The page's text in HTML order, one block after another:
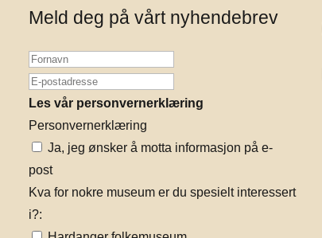
Meld deg på vårt nyhendebrev
Les vår personvernerklæring
Personvernerklæring
Ja, jeg ønsker å motta informasjon på e-
post
Kva for nokre museum er du spesielt interessert
i?: